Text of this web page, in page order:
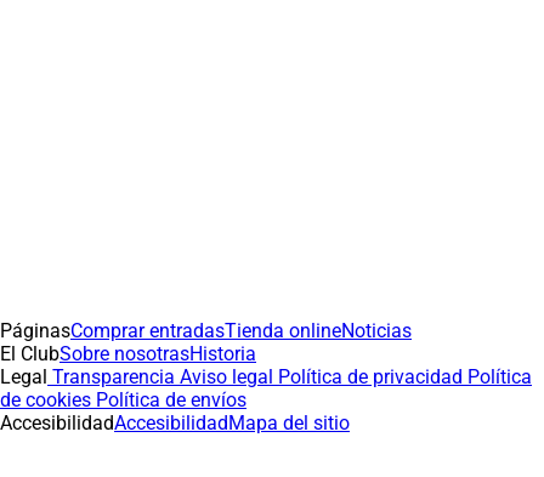
PáginasComprar entradasTienda onlineNoticias
El ClubSobre nosotrasHistoria
Legal Transparencia Aviso legal Política de privacidad Política
de cookies Política de envíos
AccesibilidadAccesibilidadMapa del sitio